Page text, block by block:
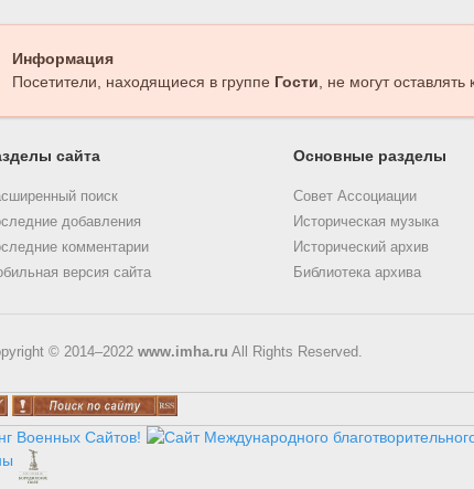
Информация
Посетители, находящиеся в группе Гости, не могут
сайта
поиск
добавления
комментарии
версия сайта
Основные разделы
Совет Ассоциации
Историческая музыка
Исторический архив
Библиотека архива
© 2014–2022 www.imha.ru All Rights Reserved.